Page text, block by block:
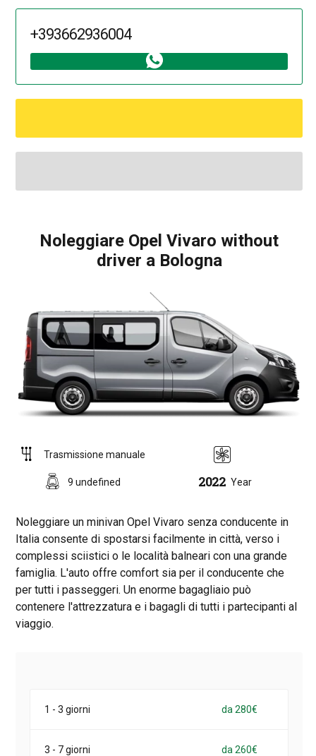
+393662936004
Noleggiare Opel Vivaro without
driver a Bologna
Trasmissione manuale
9 undefined 2022 Year
Noleggiare un minivan Opel Vivaro senza conducente in
Italia consente di spostarsi facilmente in città, verso i
complessi sciistici o le località balneari con una grande
famiglia. L'auto offre comfort sia per il conducente che
per tutti i passeggeri. Un enorme bagagliaio può
contenere l'attrezzatura e i bagagli di tutti i partecipanti al
viaggio.
1 - 3 giorni da 280€
3 - 7 giorni da 260€